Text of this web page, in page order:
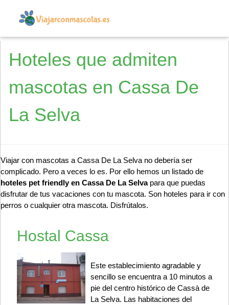
Hoteles que admiten
mascotas en Cassa De
La Selva
Viajar con mascotas a Cassa De La Selva no debería ser
complicado. Pero a veces lo es. Por ello hemos un listado de
hoteles pet friendly en Cassa De La Selvapara que puedas
disfrutar de tus vacaciones con tu mascota. Son hoteles para ir con
perros o cualquier otra mascota. Disfrútalos.
Hostal Cassa
Este establecimiento agradable y
sencillo se encuentra a 10 minutos a
pie del centro histórico de Cassà de
La Selva. Las habitaciones del